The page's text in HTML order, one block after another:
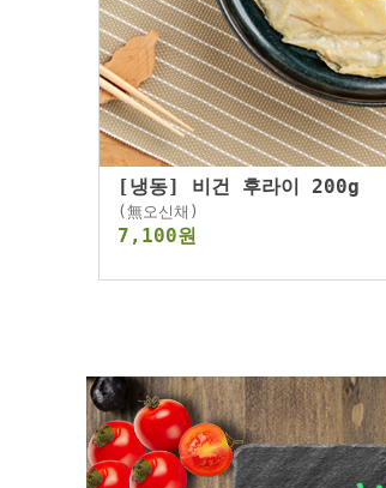
[냉동] 비건 후라이 200g
(無오신채)
7,100원